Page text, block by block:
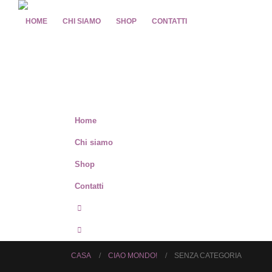
HOME CHI SIAMO SHOP CONTATTI
Home
Chi siamo
Shop
Contatti
CASA CIAO MONDO! SENZA CATEGORIA